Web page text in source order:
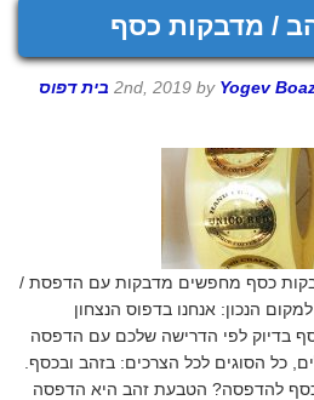
/ מדבקות כסף
by Yogev
בית דפוס
כסף מחפשים מדבקות עם הדפסת /
הנכון: אנחנו בדפוס הנצחון
בדיוק לפי הדרישה שלכם עם הדפסה
כל הסוגים לכל הצרכים: בזהב ובכסף.
להדפסה? הטבעת זהב היא הדפסה